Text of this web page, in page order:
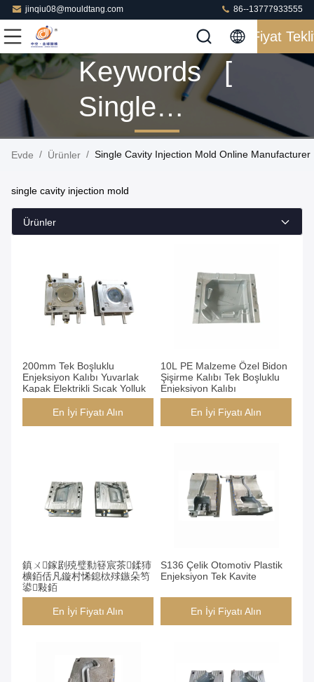
jinqiu08@mouldtang.com 86--13777933555
Fiyat
Keywords [
Single
Cavity
Mold ]
Ürünler
Evde / Ürünler / Single Cavity Injection Mold Online Manufacturer
single cavity injection mold
Ürünler
200mm Tek Boşluklu
Enjeksiyon Kalıbı Yuvarlak
Kapak Elektrikli Sıcak Yolluk
En İyi Fiyatı Alın
10L PE Malzeme Özel Bidon
Şişirme Kalıbı Tek Boşluklu
Enjeksiyon Kalıbı
En İyi Fiyatı Alın
鎮ㄨ鎵剧殑璧勬簮宸茶鍒犻
櫎銆佸凡鏇村悕鎴栨殏鏃朵笉
鍙敤銆
En İyi Fiyatı Alın
S136 Çelik Otomotiv Plastik
Enjeksiyon Tek Kavite
En İyi Fiyatı Alın